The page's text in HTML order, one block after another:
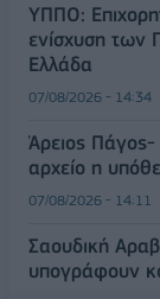
ΥΠΠΟ:
ενίσχυση των
Ελλάδα
07/08/2026 - 14:34
Άρειος
αρχείο η
07/08/2026 - 14:11
Σαουδική
υπογράφουν